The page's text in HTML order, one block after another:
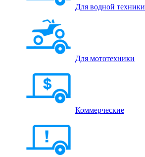
Для водной техники
Для мототехники
Коммерческие